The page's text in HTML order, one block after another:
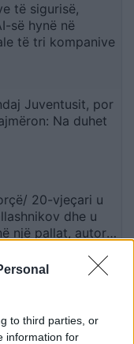
to third parties, or
information for
të sigurisë,
së hynë në
të tri kompanive
Juventusit, por
Na duhet
20-vjeçari u
dhe u
një pallat, autori i
skuadrës